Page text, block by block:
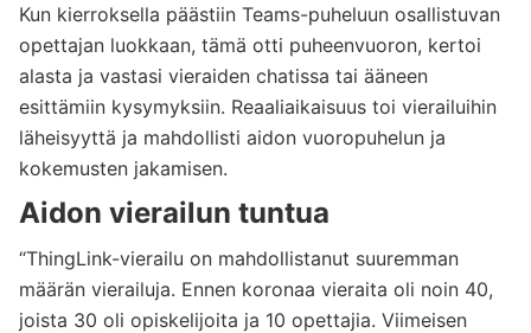
Kun kierroksella päästiin Teams-puheluun osallistuvan
opettajan luokkaan, tämä otti puheenvuoron, kertoi
alasta ja vastasi vieraiden chatissa tai ääneen
esittämiin kysymyksiin. Reaaliaikaisuus toi vierailuihin
läheisyyttä ja mahdollisti aidon vuoropuhelun ja
kokemusten jakamisen.
Aidon vierailun tuntua
“ThingLink-vierailu on mahdollistanut suuremman
määrän vierailuja. Ennen koronaa vieraita oli noin 40,
joista 30 oli opiskelijoita ja 10 opettajia. Viimeisen